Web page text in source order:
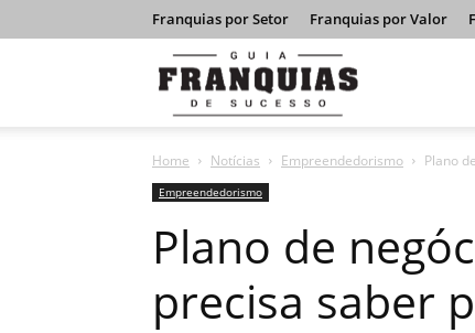
Franquias por Setor Franquias por Valor
Franquias
de
Home Notícias Empreendedorismo Plano
Empreendedorismo
Plano de
precisa saber